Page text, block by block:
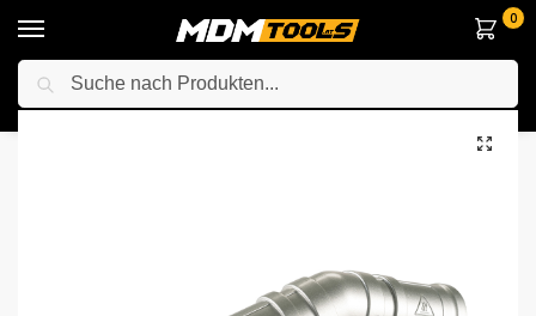
0
Startseite / Zubehör & Handwerkzeuge